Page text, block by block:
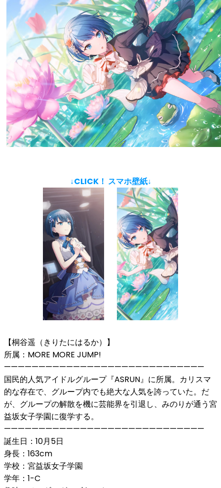
↓CLICK！ スマホ壁紙↓
【桐谷遥（きりたにはるか）】
所属：MORE MORE JUMP!
—————————————————————————————
国民的人気アイドルグループ『ASRUN』に所属。カリスマ
的な存在で、グループ内でも絶大な人気を誇っていた。だ
が、グループの解散を機に芸能界を引退し、みのりが通う宮
益坂女子学園に復学する。
—————————————————————————————
誕生日：10月5日
身長：163cm
学校：宮益坂女子学園
学年：1-C